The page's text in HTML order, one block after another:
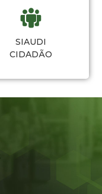
SIAUDI
CIDADÃO